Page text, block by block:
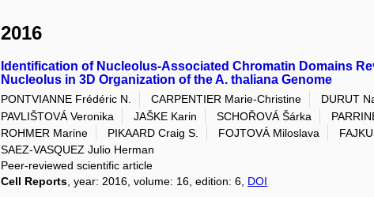
2016
Identification of Nucleolus-Associated Chromatin Domains
Nucleolus in 3D Organization of the A. thaliana Genome
PONTVIANNE Frédéric N. CARPENTIER Marie-Christine
DURUT
PAVLIŠTOVÁ Veronika
JAŠKE Karin SCHOŘOVÁ Šárka
ROHMER Marine
PIKAARD Craig S. FOJTOVÁ Miloslava
SAEZ-VASQUEZ Julio Herman
Peer-reviewed scientific article
Cell Reports, year: 2016, volume: 16, edition: 6, DOI